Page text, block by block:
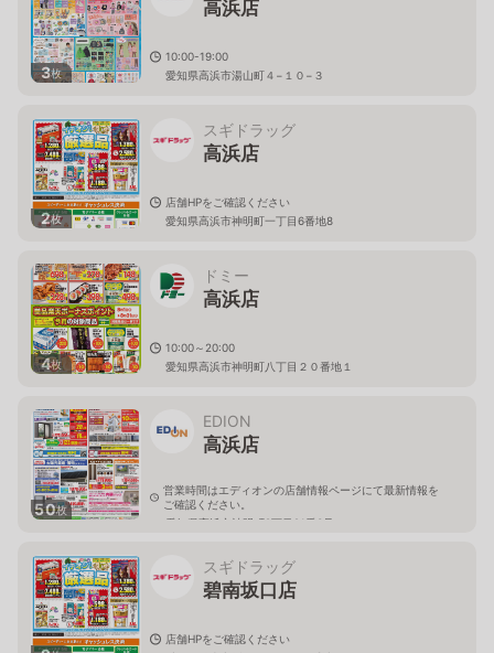
3枚
高浜店
10:00-19:00
愛知県高浜市湯山町４−１０−３
2枚
スギドラッグ
高浜店
店舗HPをご確認ください
愛知県高浜市神明町一丁目6番地8
4枚
ドミー
高浜店
10:00～20:00
愛知県高浜市神明町八丁目２０番地１
50枚
EDION
高浜店
営業時間はエディオンの店舗情報ページにて最新情報を
ご確認ください。
愛知県高浜市神明町8丁目21番3号
スギドラッグ
碧南坂口店
店舗HPをご確認ください